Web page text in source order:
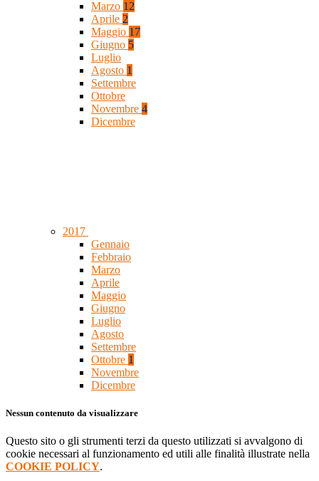
Marzo 12
Aprile 2
Maggio 17
Giugno 5
Luglio
Agosto 1
Settembre
Ottobre
Novembre 4
Dicembre
2017
Gennaio
Febbraio
Marzo
Aprile
Maggio
Giugno
Luglio
Agosto
Settembre
Ottobre 1
Novembre
Dicembre
Nessun contenuto da visualizzare
Questo sito o gli strumenti terzi da questo utilizzati si avvalgono di
cookie necessari al funzionamento ed utili alle finalità illustrate nella
COOKIE POLICY.